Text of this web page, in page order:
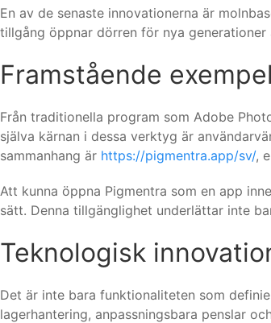
En av de senaste innovationerna är
tillgång öppnar dörren för nya
Framstående
Från traditionella program som Adobe
själva kärnan i dessa verktyg är
sammanhang är https://pigmentra.app/sv/,
Att kunna öppna Pigmentra som en app
sätt. Denna tillgänglighet underlättar inte
Teknologisk
Det är inte bara funktionaliteten som
lagerhantering, anpassningsbara penslar